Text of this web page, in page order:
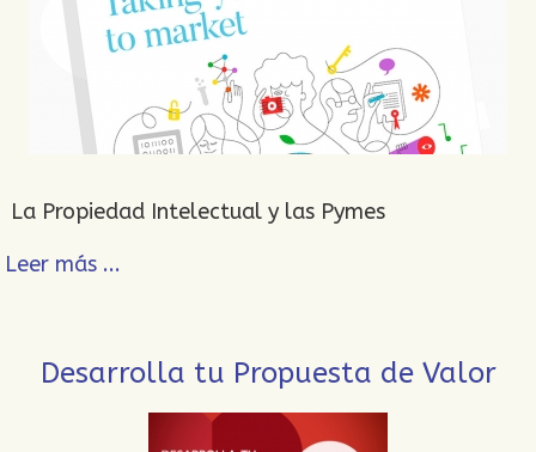
La Propiedad Intelectual y las Pymes
Leer más ...
Desarrolla tu Propuesta de Valor